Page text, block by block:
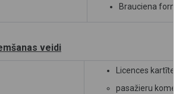
Brauciena
veidi
Licences kartīte:
pasažieru